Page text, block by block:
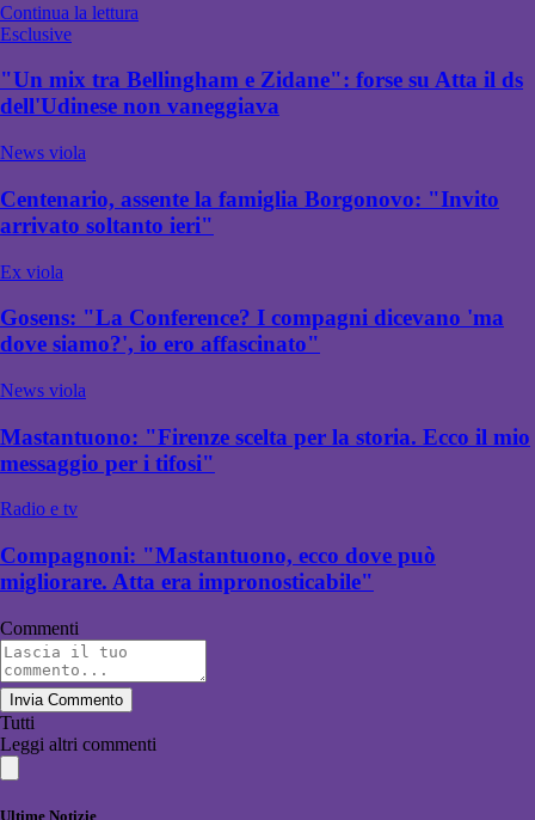
Continua la lettura
Esclusive
"Un mix tra Bellingham e Zidane": forse su Atta il ds
dell'Udinese non vaneggiava
News viola
Centenario, assente la famiglia Borgonovo: "Invito
arrivato soltanto ieri"
Ex viola
Gosens: "La Conference? I compagni dicevano 'ma
dove siamo?', io ero affascinato"
News viola
Mastantuono: "Firenze scelta per la storia. Ecco il mio
messaggio per i tifosi"
Radio e tv
Compagnoni: "Mastantuono, ecco dove può
migliorare. Atta era impronosticabile"
Commenti
Invia Commento
Tutti
Leggi altri commenti
Ultime Notizie